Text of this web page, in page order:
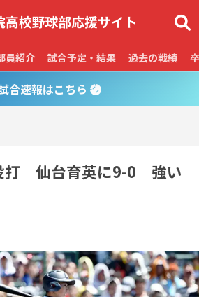
員紹介 試合予定・結果 過去の戦績
合速報はこちら
打 仙台育英に9-0 強い